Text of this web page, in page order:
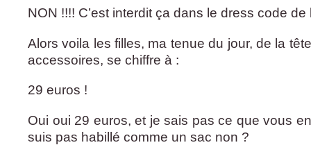
NON !!!! C’est interdit ça dans le dress code de
Alors voila les filles, ma tenue du jour, de la
accessoires, se chiffre à :
29 euros !
Oui oui 29 euros, et je sais pas ce que vous
suis pas habillé comme un sac non ?